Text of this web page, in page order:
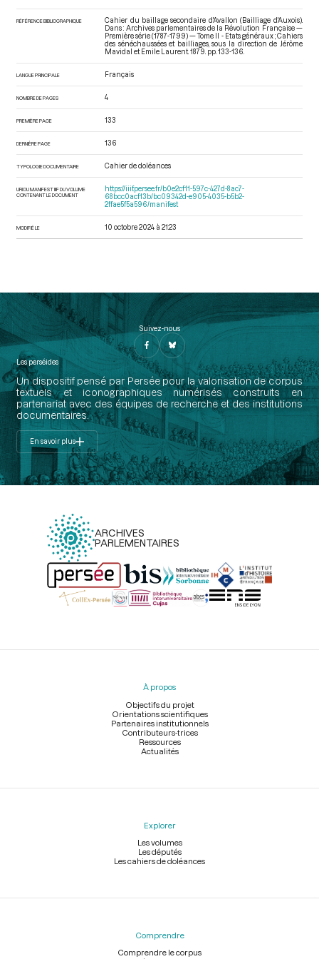
RÉFÉRENCE BIBLIOGRAPHIQUE
Cahier du baillage secondaire d'Avallon (Bailliage d'Auxois).
Dans : Archives parlementaires de la Révolution Française —
Première série (1787-1799) — Tome II - Etats généraux ; Cahiers
des sénéchaussées et bailliages, sous la direction de Jérôme
Mavidal et Emile Laurent. 1879. pp. 133-136.
LANGUE PRINCIPALE Français
NOMBRE DE PAGES 4
PREMIÈRE PAGE 133
DERNIÈRE PAGE 136
TYPOLOGIE DOCUMENTAIRE Cahier de doléances
URI DU MANIFEST IIIF DU VOLUME
CONTENANT LE DOCUMENT
https://iiif.persee.fr/b0e2cf11-597c-427d-8ac7-
68bcc0acf13b/bc09342d-e905-4035-b5b2-
2ffae5f5a596/manifest
MODIFIÉ LE 10 octobre 2024 à 21:23
Suivez-nous
Les perséides
Un dispositif pensé par Persée pour la valorisation de corpus
textuels et iconographiques numérisés construits en
partenariat avec des équipes de recherche et des institutions
documentaires.
En savoir plus
ARCHIVES
PARLEMENTAIRES
Menu
À propos
Objectifs du projet
Orientations scientifiques
Partenaires institutionnels
Contributeurs-trices
Ressources
Actualités
Explorer
Les volumes
Les députés
Les cahiers de doléances
Comprendre
Comprendre le corpus